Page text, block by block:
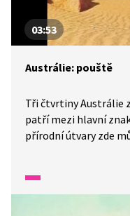
03:53
Austrálie: pouště
Tři čtvrtiny Austrálie
patří mezi hlavní
přírodní útvary zde